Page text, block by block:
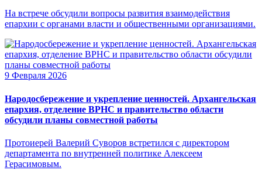
На встрече обсудили вопросы развития взаимодействия
епархии с органами власти и общественными организациями.
9 Февраля 2026
Народосбережение и укрепление ценностей. Архангельская
епархия, отделение ВРНС и правительство области
обсудили планы совместной работы
Протоиерей Валерий Суворов встретился с директором
департамента по внутренней политике Алексеем
Герасимовым.